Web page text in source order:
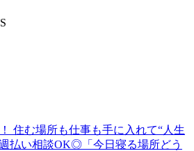
住む場所も仕事も手に入れて“人生
払い相談OK◎「今日寝る場所どう